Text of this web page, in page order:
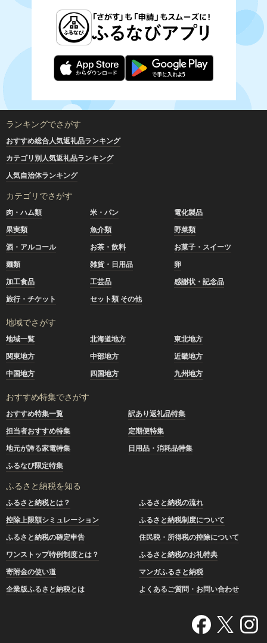
ランキングでさがす
おすすめ総合人気返礼品ランキング
カテゴリ別人気返礼品ランキング
人気自治体ランキング
カテゴリでさがす
肉・ハム類 米・パン
電化製品
果実類
魚介類
野菜類
酒・アルコール
お茶・飲料
お菓子・スイーツ
麺類
雑貨・日用品
卵
加工食品
工芸品
感謝状・記念品
旅行・チケット
セット類 その他
地域でさがす
地域一覧 北海道地方
東北地方
関東地方
中部地方
近畿地方
中国地方
四国地方 九州地方
おすすめ特集でさがす
おすすめ特集一覧
訳あり返礼品特集
担当者おすすめ特集
定期便特集
地元が誇る家電特集
日用品・消耗品特集
ふるなび限定特集
ふるさと納税を知る
ふるさと納税とは？
ふるさと納税の流れ
控除上限額シミュレーション
ふるさと納税制度について
ふるさと納税の確定申告
住民税・所得税の控除について
ワンストップ特例制度とは？
ふるさと納税のお礼特典
寄附金の使い道
マンガふるさと納税
企業版ふるさと納税とは
よくあるご質問・お問い合わせ